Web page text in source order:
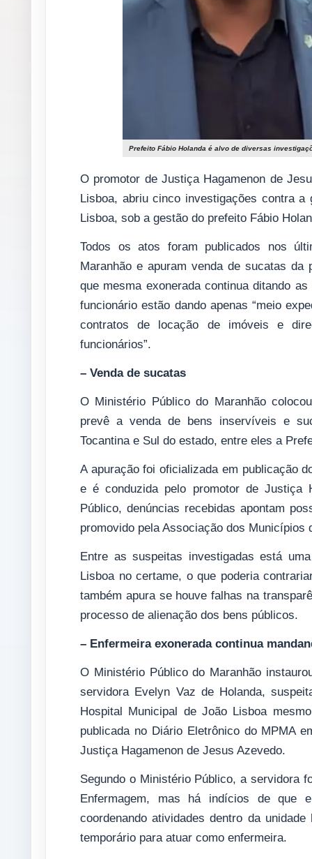
Prefeito Fábio Holanda é alvo de diversas
O promotor de Justiça Hagamenon de
Lisboa, abriu cinco investigações contra
Lisboa, sob a gestão do prefeito Fábio
Todos os atos foram publicados nos
Maranhão e apuram venda de sucatas
que mesma exonerada continua ditando
funcionário estão dando apenas “meio
contratos de locação de imóveis e
funcionários”.
– Venda de sucatas
O Ministério Público do Maranhão
prevê a venda de bens inservíveis e
Tocantina e Sul do estado, entre eles a
A apuração foi oficializada em publicação
e é conduzida pelo promotor de Justiça
Público, denúncias recebidas apontam
promovido pela Associação dos Municípios
Entre as suspeitas investigadas está
Lisboa no certame, o que poderia
também apura se houve falhas na
processo de alienação dos bens públicos.
– Enfermeira exonerada continua
O Ministério Público do Maranhão
servidora Evelyn Vaz de Holanda,
Hospital Municipal de João Lisboa
publicada no Diário Eletrônico do MPMA
Justiça Hagamenon de Jesus Azevedo.
Segundo o Ministério Público, a servidora
Enfermagem, mas há indícios de que
coordenando atividades dentro da
temporário para atuar como enfermeira.